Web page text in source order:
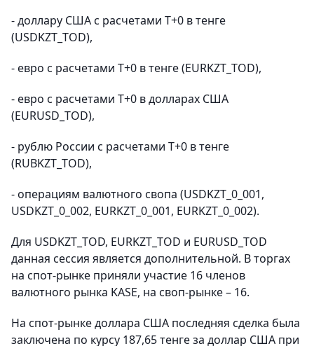
- доллару США с расчетами Т+0 в тенге
(USDKZT_TOD),
- евро с расчетами Т+0 в тенге (EURKZT_TOD),
- евро с расчетами Т+0 в долларах США
(EURUSD_TOD),
- рублю России с расчетами T+0 в тенге
(RUBKZT_TOD),
- операциям валютного свопа (USDKZT_0_001,
USDKZT_0_002, EURKZT_0_001, EURKZT_0_002).
Для USDKZT_TOD, EURKZT_TOD и EURUSD_TOD
данная сессия является дополнительной. В торгах
на спот-рынке приняли участие 16 членов
валютного рынка KASE, на своп-рынке – 16.
На спот-рынке доллара США последняя сделка была
заключена по курсу 187,65 тенге за доллар США при